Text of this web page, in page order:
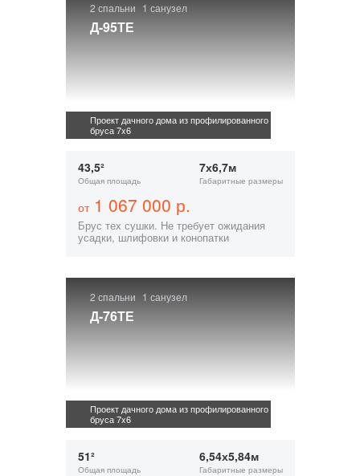
2 спальни 1 санузел
Д-95ТЕ
Проект дачного дома из профилированного
бруса 7x6
43,5²
Общая площадь
7х6,7м
Габаритные размеры
от1 067 000 р.
Брус тех сушки. Не требует ожидания
усадки, шлифовки и конопатки
2 спальни 1 санузел
Д-76ТЕ
Проект дачного дома из профилированного
бруса 7x6
51²
Общая площадь
6,54х5,84м
Габаритные размеры